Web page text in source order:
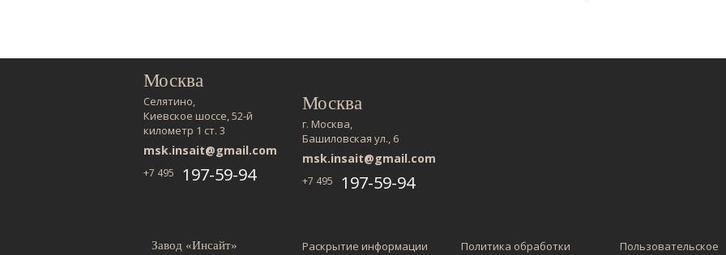
Москва
Селятино,
Киевское шоссе, 52-й
километр 1 ст. 3
msk.insait@gmail.com
+7 495 197-59-94
Москва
г. Москва,
Башиловская ул., 6
msk.insait@gmail.com
+7 495 197-59-94
Завод «Инсайт» Раскрытие информации
Политика обработки
Пользовательское